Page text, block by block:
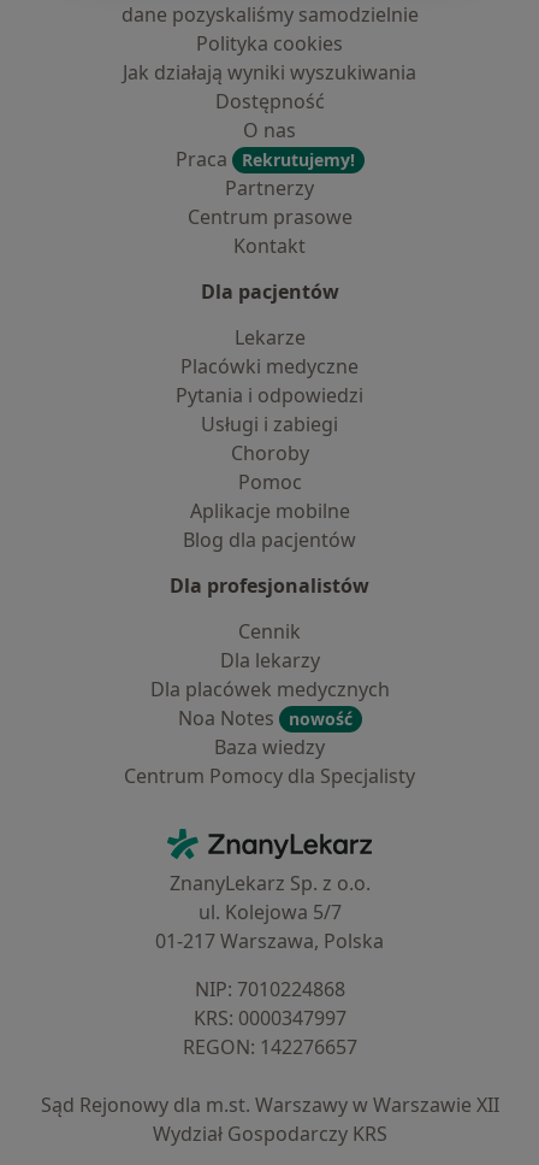
dane pozyskaliśmy samodzielnie
Polityka cookies
Jak działają wyniki wyszukiwania
Dostępność
O nas
Praca
Rekrutujemy!
Partnerzy
Centrum prasowe
Kontakt
Dla pacjentów
Lekarze
Placówki medyczne
Pytania i odpowiedzi
Usługi i zabiegi
Choroby
Pomoc
Aplikacje mobilne
Blog dla pacjentów
Dla profesjonalistów
Cennik
Dla lekarzy
Dla placówek medycznych
Noa Notes
nowość
Baza wiedzy
Centrum Pomocy dla Specjalisty
ZnanyLekarz - Strona główna
ZnanyLekarz Sp. z o.o.
ul. Kolejowa 5/7
01-217 Warszawa, Polska
NIP: ⁠7010224868
KRS: ⁠0000347997
REGON: ⁠142276657
Sąd Rejonowy dla m.st. Warszawy w Warszawie XII
Wydział Gospodarczy KRS